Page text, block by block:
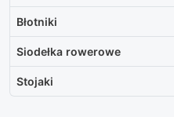
Błotniki
Siodełka rowerowe
Stojaki